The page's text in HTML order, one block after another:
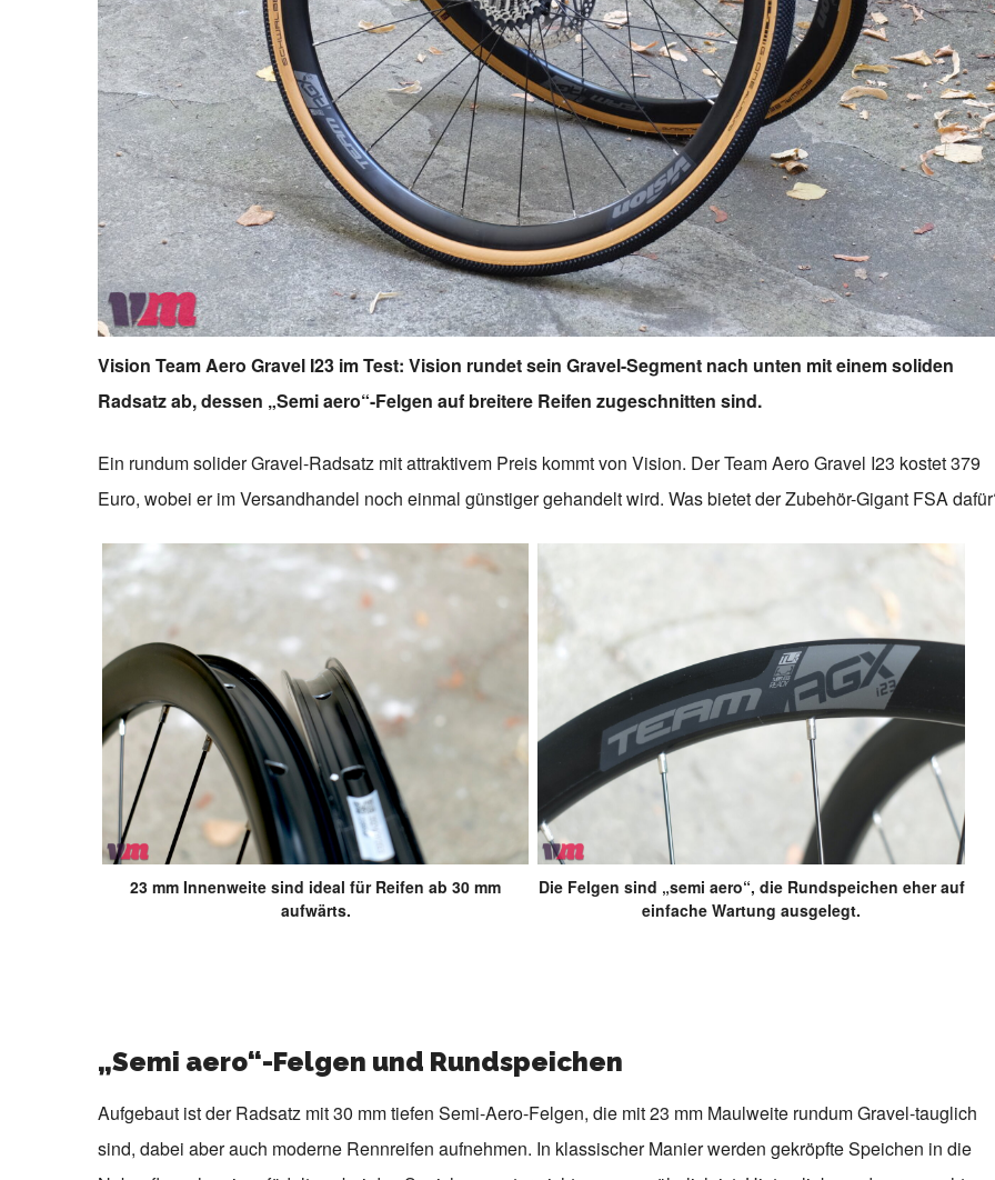
Vision Team Aero Gravel I23 im Test: Vision rundet sein Gravel-Segment nach unten mit einem soliden
Radsatz ab, dessen „Semi aero“-Felgen auf breitere Reifen zugeschnitten sind.
Ein rundum solider Gravel-Radsatz mit attraktivem Preis kommt von Vision. Der Team Aero Gravel I23 kostet 379
Euro, wobei er im Versandhandel noch einmal günstiger gehandelt wird. Was bietet der Zubehör-Gigant FSA
23 mm Innenweite sind ideal für Reifen ab 30 mm
aufwärts.
Die Felgen sind „semi aero“, die Rundspeichen eher auf
einfache Wartung ausgelegt.
„Semi aero“-Felgen und Rundspeichen
Aufgebaut ist der Radsatz mit 30 mm tiefen Semi-Aero-Felgen, die mit 23 mm Maulweite rundum Gravel-tauglich
sind, dabei aber auch moderne Rennreifen aufnehmen. In klassischer Manier werden gekröpfte Speichen in die